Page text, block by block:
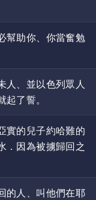
幫助你、你當奮勉
人、並以色列眾人
了誓。
實的兒子約哈難的
．因為被擄歸回之
的人、叫他們在耶